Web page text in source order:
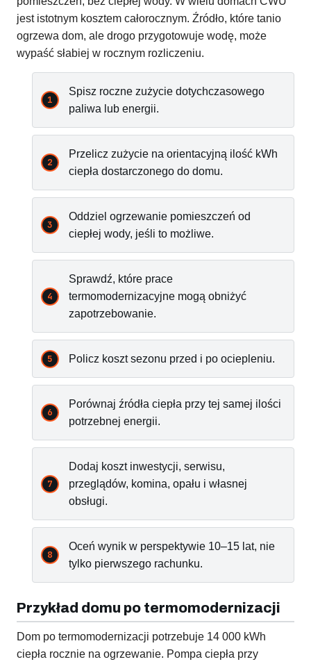
jest istotnym kosztem całorocznym. Źródło, które tanio
ogrzewa dom, ale drogo przygotowuje wodę, może
wypaść słabiej w rocznym rozliczeniu.
Spisz roczne zużycie dotychczasowego
paliwa lub energii.
Przelicz zużycie na orientacyjną ilość kWh
ciepła dostarczonego do domu.
Oddziel ogrzewanie pomieszczeń od
ciepłej wody, jeśli to możliwe.
Sprawdź, które prace
termomodernizacyjne mogą obniżyć
zapotrzebowanie.
Policz koszt sezonu przed i po ociepleniu.
Porównaj źródła ciepła przy tej samej ilości
potrzebnej energii.
Dodaj koszt inwestycji, serwisu,
przeglądów, komina, opału i własnej
obsługi.
Oceń wynik w perspektywie 10–15 lat, nie
tylko pierwszego rachunku.
Przykład domu po termomodernizacji
Dom po termomodernizacji potrzebuje 14 000 kWh
ciepła rocznie na ogrzewanie. Pompa ciepła przy